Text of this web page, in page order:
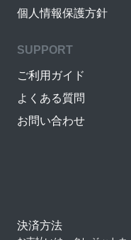
個人情報保護方針
SUPPORT
ご利用ガイド
よくある質問
お問い合わせ
決済方法